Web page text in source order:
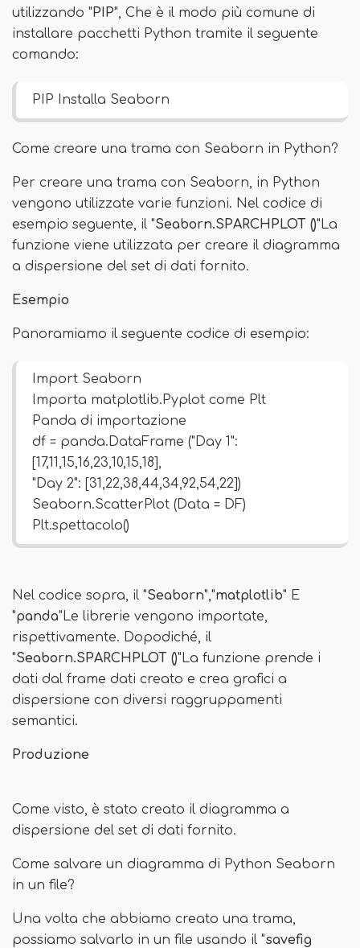
utilizzando "PIP", Che è il modo più comune di
installare pacchetti Python tramite il seguente
comando:
PIP Installa Seaborn
Come creare una trama con Seaborn in Python?
Per creare una trama con Seaborn, in Python
vengono utilizzate varie funzioni. Nel codice di
esempio seguente, il "Seaborn.SPARCHPLOT ()"La
funzione viene utilizzata per creare il diagramma
a dispersione del set di dati fornito.
Esempio
Panoramiamo il seguente codice di esempio:
Import Seaborn
Importa matplotlib.Pyplot come Plt
Panda di importazione
df = panda.DataFrame ("Day 1":
[17,11,15,16,23,10,15,18],
"Day 2": [31,22,38,44,34,92,54,22])
Seaborn.ScatterPlot (Data = DF)
Plt.spettacolo()
Nel codice sopra, il "Seaborn","matplotlib" E
"panda"Le librerie vengono importate,
rispettivamente. Dopodiché, il
"Seaborn.SPARCHPLOT ()"La funzione prende i
dati dal frame dati creato e crea grafici a
dispersione con diversi raggruppamenti
semantici.
Produzione
Come visto, è stato creato il diagramma a
dispersione del set di dati fornito.
Come salvare un diagramma di Python Seaborn
in un file?
Una volta che abbiamo creato una trama,
possiamo salvarlo in un file usando il "savefig